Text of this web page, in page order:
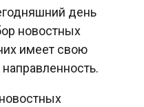
день
новостных
имеет свою